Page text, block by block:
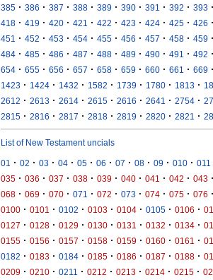
385 · 386 · 387 · 388 · 389 · 390 · 391 · 392 · 393 ·
418 · 419 · 420 · 421 · 422 · 423 · 424 · 425 · 426 ·
451 · 452 · 453 · 454 · 455 · 456 · 457 · 458 · 459 ·
484 · 485 · 486 · 487 · 488 · 489 · 490 · 491 · 492 ·
654 · 655 · 656 · 657 · 658 · 659 · 660 · 661 · 669 ·
1423 · 1424 · 1432 · 1582 · 1739 · 1780 · 1813 ·
2612 · 2613 · 2614 · 2615 · 2616 · 2641 · 2754 ·
2815 · 2816 · 2817 · 2818 · 2819 · 2820 · 2821 ·
List of New Testament uncials
01 · 02 · 03 · 04 · 05 · 06 · 07 · 08 · 09 · 010 · 011
035 · 036 · 037 · 038 · 039 · 040 · 041 · 042 · 043 ·
068 · 069 · 070 · 071 · 072 · 073 · 074 · 075 · 076 ·
0100 · 0101 · 0102 · 0103 · 0104 · 0105 · 0106 ·
0127 · 0128 · 0129 · 0130 · 0131 · 0132 · 0134 ·
0155 · 0156 · 0157 · 0158 · 0159 · 0160 · 0161 ·
0182 · 0183 · 0184 · 0185 · 0186 · 0187 · 0188 ·
0209 · 0210 · 0211 · 0212 · 0213 · 0214 · 0215 ·